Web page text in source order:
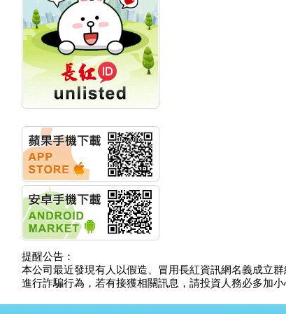
計畫
明緯企業:明緯永續科技
競賽 以電源驅動善的力
量
秀育企業:秀育SHO-U儲
能系統 獲國內首張CNS
認證
聯博投信:聯博00404A
華旭先進:代重要子公司
碩通散熱股份有限公司
公告董事會通過發言人
及代理發
華旭先進:代重要子公司
碩通散熱股份有限公司
公告董事會決議發行員
工認股權
華旭先進:代重要子公司
碩通散熱股份有限公司
公告董事會追認113年
向關係
華旭先進:代重要子公司
碩通散熱股份有限公司
提醒公告：
本公司最近發現有人以假造、冒用長紅資訊網名義成立
進行詐騙行為，若有接獲相關訊息，請投資人務必多加